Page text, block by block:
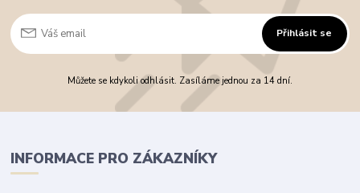
Přihlásit se
Můžete se kdykoli odhlásit. Zasíláme jednou za 14 dní.
INFORMACE PRO ZÁKAZNÍKY